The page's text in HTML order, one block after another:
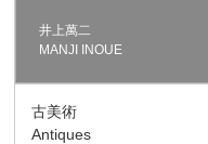
井上萬二
MANJI INOUE
古美術
Antiques